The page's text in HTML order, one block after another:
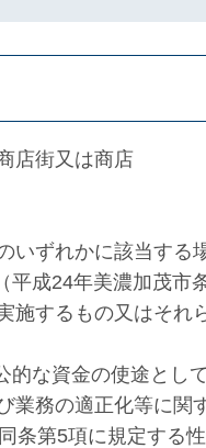
店街又は商店
いずれかに該当する
平成24年美濃加茂市
施するもの又はそれ
的な資金の使途とし
業務の適正化等に関
条第5項に規定する